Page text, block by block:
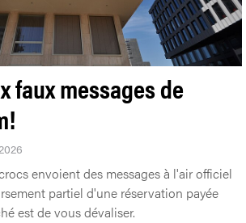
faux messages de
envoient des messages à l'air officiel
partiel d'une réservation payée
est de vous dévaliser.